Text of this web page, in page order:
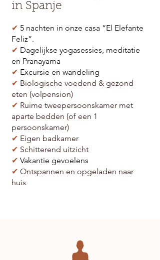
in Spanje
✔ 5 nachten in onze casa “El Elefante
Feliz”.
✔ Dagelijkse yogasessies, meditatie
en Pranayama
✔ Excursie en wandeling
✔ Biologische voedend & gezond
eten (volpension)
✔ Ruime tweepersoonskamer met
aparte bedden (of een 1
persoonskamer)
✔ Eigen badkamer
✔ ​ Schitterend uitzicht
✔ Vakantie gevoelens
✔ Ontspannen en opgeladen naar
huis